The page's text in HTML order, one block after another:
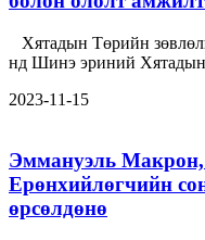
нд Шинэ эриний
2023-11-15
Эммануэль
Ерөнхийлөгчийн
өрсөлдөнө